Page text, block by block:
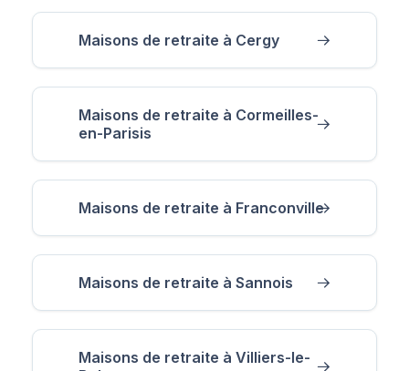
Maisons de retraite à Cergy
Maisons de retraite à Cormeilles-
en-Parisis
Maisons de retraite à Franconville
Maisons de retraite à Sannois
Maisons de retraite à Villiers-le-